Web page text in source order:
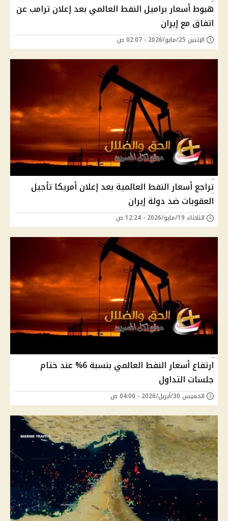
هبوط أسعار براميل النفط العالمي بعد إعلان ترامب عن
اتفاق مع إيران
الإثنين 25/مايو/2026 - 02:07 ص
تراجع أسعار النفط العالمية بعد إعلان أمريكا تأجيل
العقوبات ضد دولة إيران
الثلاثاء 19/مايو/2026 - 12:24 ص
ارتفاع أسعار النفط العالمي بنسبة 6% عند ختام
جلسات التداول
الخميس 30/أبريل/2026 - 04:00 ص